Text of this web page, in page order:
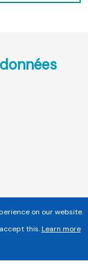
on our website.
this.Learn more